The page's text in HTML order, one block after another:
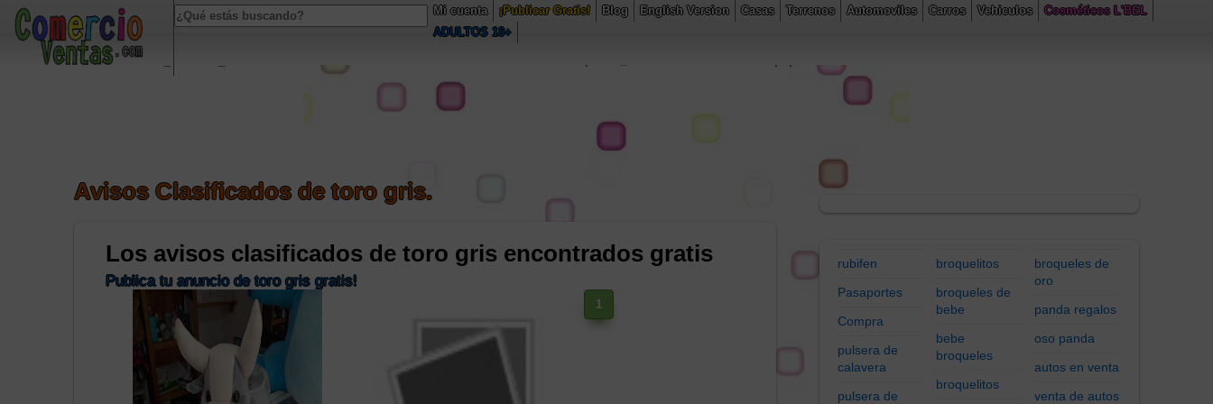
Notice: Undefined index: popUp in/home/u461468646/domains/comercioventas.com/public_html/buscadorWeb/model.php
: Undefined index: HTTP_ACCEPT_LANGUAGE in
Avisos Clasificados de toro gris.
Mi cuenta ¡Publicar Gratis! Blog English Version Casas Terrenos Automoviles Carros Vehiculos
Cosméticos L'BEL
ADULTOS 18+
Los avisos clasificados de toro gris encontrados gratis
Publica tu anuncio de toro gris gratis!
1
rubifen
Pasaportes
Compra
pulsera de
calavera
pulsera de
broquelitos
broqueles de
bebe
bebe
broqueles
broquelitos
broqueles de
oro
panda regalos
oso panda
autos en venta
venta de autos